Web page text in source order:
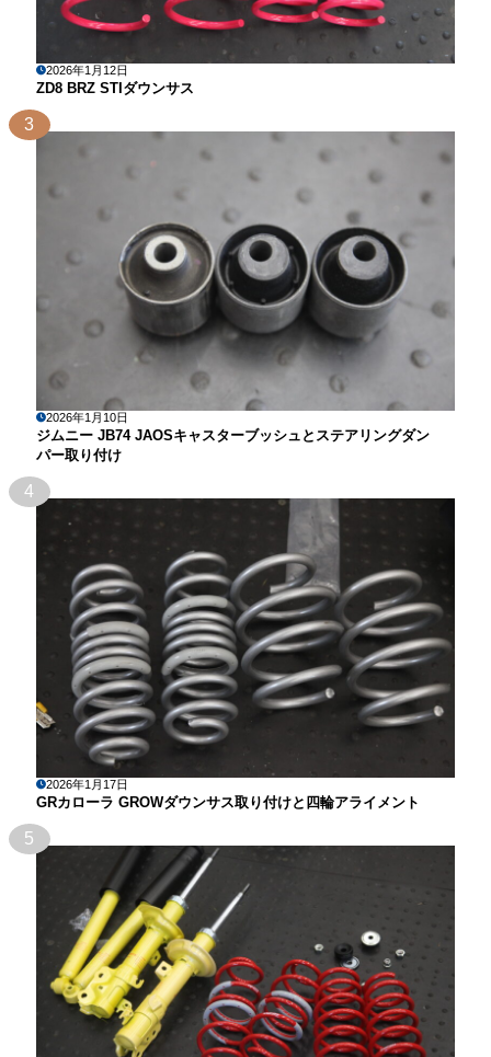
2026年1月12日
ZD8 BRZ STIダウンサス
3
2026年1月10日
ジムニー JB74 JAOSキャスターブッシュとステアリングダン
パー取り付け
4
2026年1月17日
GRカローラ GROWダウンサス取り付けと四輪アライメント
5